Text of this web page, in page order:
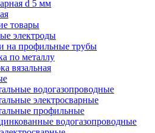
d 5 мм
товары
электроды
на профильные трубы
по металлу
вязальная
водогазопроводные
электросварные
профильные
водогазопроводные